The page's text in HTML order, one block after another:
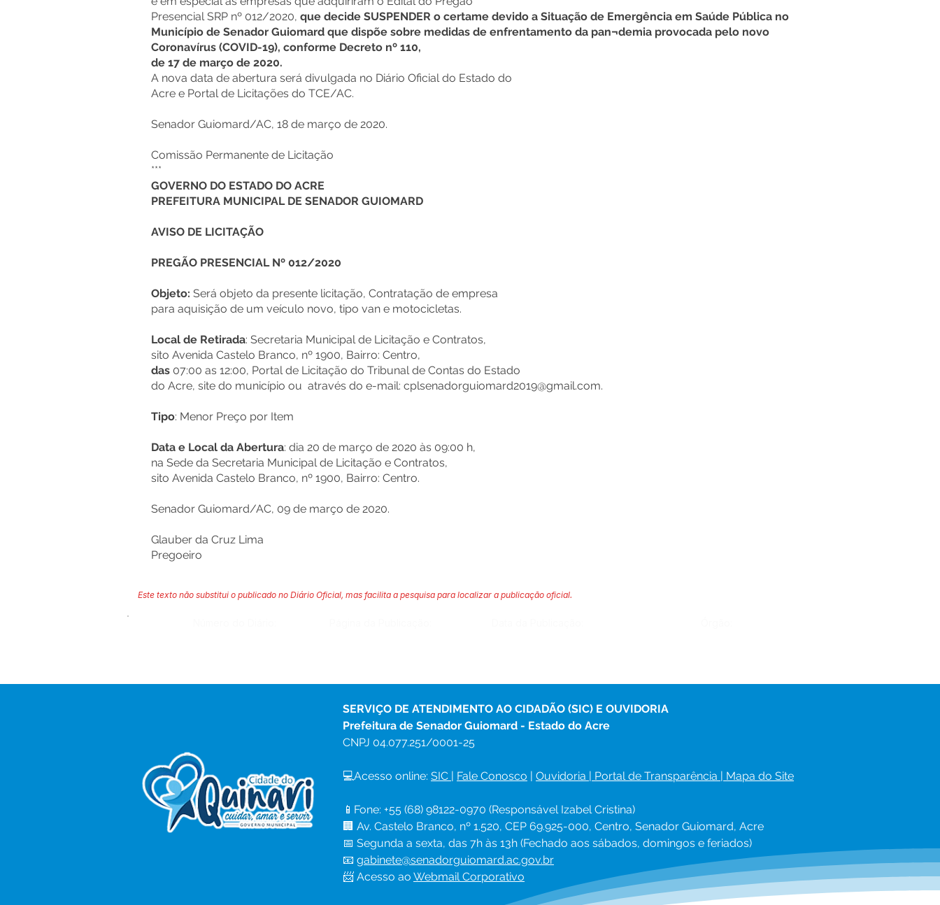
Presencial SRP nº 012/2020, que decide SUSPENDER o certame devido a Situação de Emergência em Saúde Pública no
Município de Senador Guiomard que dispõe sobre medidas de enfrentamento da pan¬demia provocada pelo novo
Coronavírus (COVID-19), conforme Decreto nº 110,
de 17 de março de 2020.
A nova data de abertura será divulgada no Diário Oficial do Estado do
Acre e Portal de Licitações do TCE/AC.
Senador Guiomard/AC, 18 de março de 2020.
Comissão Permanente de Licitação
***
GOVERNO DO ESTADO DO ACRE
PREFEITURA MUNICIPAL DE SENADOR GUIOMARD
AVISO DE LICITAÇÃO
PREGÃO PRESENCIAL Nº 012/2020
Objeto: Será objeto da presente licitação, Contratação de empresa
para aquisição de um veículo novo, tipo van e motocicletas.
Local de Retirada: Secretaria Municipal de Licitação e Contratos,
sito Avenida Castelo Branco, nº 1900, Bairro: Centro,
das 07:00 as 12:00, Portal de Licitação do Tribunal de Contas do Estado
do Acre, site do município ou através do e-mail: cplsenadorguiomard2019@gmail.com.
Tipo: Menor Preço por Item
Data e Local da Abertura: dia 20 de março de 2020 às 09:00 h,
na Sede da Secretaria Municipal de Licitação e Contratos,
sito Avenida Castelo Branco, nº 1900, Bairro: Centro.
Senador Guiomard/AC, 09 de março de 2020.
Glauber da Cruz Lima
Pregoeiro
Este texto não substitui o publicado no Diário Oficial, mas facilita a pesquisa para localizar a publicação oficial.
SERVIÇO DE ATENDIMENTO AO CIDADÃO (SIC) E OUVIDORIA
Prefeitura de Senador Guiomard - Estado do Acre
CNPJ 04.077.251/0001-25
💻Acesso online: SIC | Fale Conosco | Ouvidoria | Portal de Transparência | Mapa do Site
📱Fone: +55 (68) 98122-0970 (Responsável Izabel Cristina)
🏢 Av. Castelo Branco, nº 1.520, CEP 69.925-000, Centro, Senador Guiomard, Acre
📅 Segunda a sexta, das 7h às 13h (Fechado aos sábados, domingos e feriados)
📧 gabinete@senadorguiomard.ac.gov.br
📨 Acesso ao Webmail Corporativo